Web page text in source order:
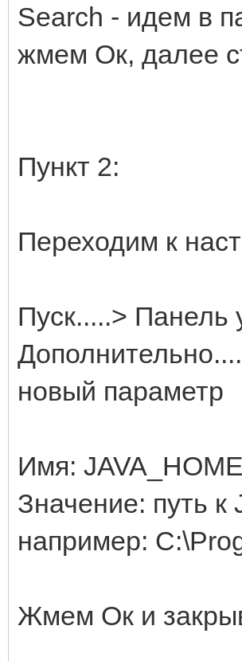
Search - идем в
жмем Ок, далее
Пункт 2:
Переходим к
Пуск.....> Панель
новый параметр
Имя: JAVA_HOME
Значение: путь к
например:
Жмем Ок и